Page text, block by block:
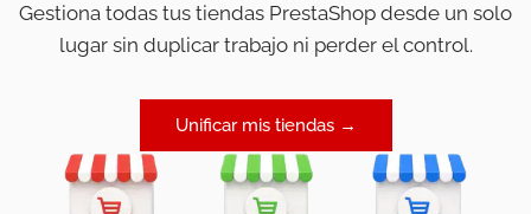
Gestiona todas tus tiendas PrestaShop desde un solo
lugar sin duplicar trabajo ni perder el control.
Unificar mis tiendas →